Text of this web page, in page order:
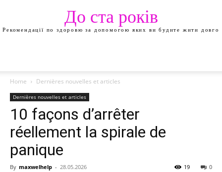
До ста років
Рекомендації по здоровю за допомогою яких ви будите жити довго
Home Dernières nouvelles et articles
Dernières nouvelles et articles
10 façons d’arrêter
réellement la spirale de
panique
By maxwelhelp - 28.05.2026 0
19